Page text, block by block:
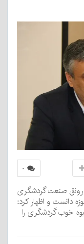
۰
رونق صنعت گردشگری
دانست و اظهار کرد:
خوب گردشگری را